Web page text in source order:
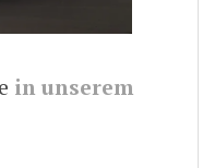
in unserem